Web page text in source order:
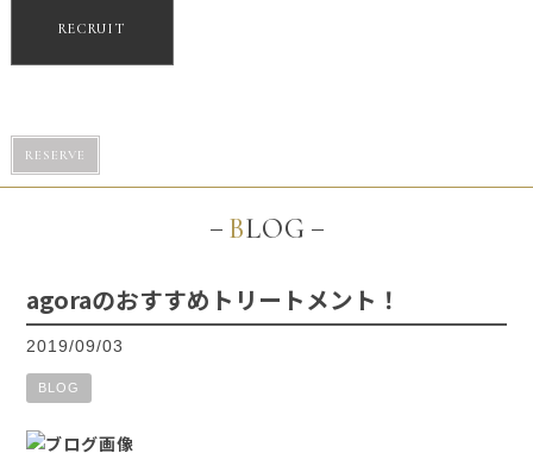
RESERVE
RECRUIT
BLOG
agoraのおすすめトリートメント！
2019/09/03
BLOG